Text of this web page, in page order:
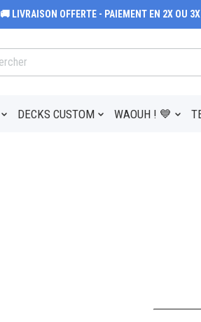
🚚 LIVRAISON OFFERTE - PAIEMENT EN 2X OU
DECKS CUSTOM WAOUH ! 💙